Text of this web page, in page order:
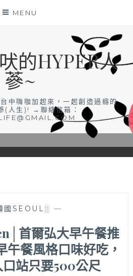
MENU
的HYPER人
蔘~
中嗨咖加起來，一起創造過癮的
(人生)! →聯絡信箱：
國SEOUL░ —
首爾弘大早午餐推
午餐風格口味好吃，
站只要500公尺